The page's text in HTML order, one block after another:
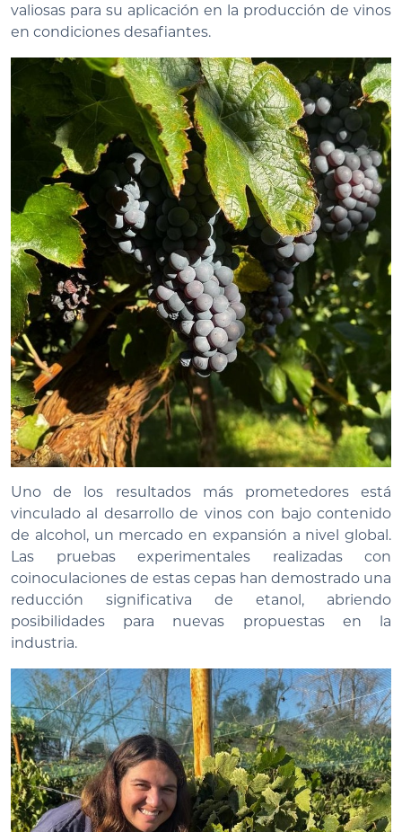
valiosas para su aplicación en la producción de vinos
en condiciones desafiantes.
Uno de los resultados más prometedores está
vinculado al desarrollo de vinos con bajo contenido
de alcohol, un mercado en expansión a nivel global.
Las pruebas experimentales realizadas con
coinoculaciones de estas cepas han demostrado una
reducción significativa de etanol, abriendo
posibilidades para nuevas propuestas en la
industria.